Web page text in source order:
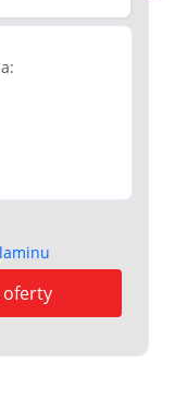
oferty